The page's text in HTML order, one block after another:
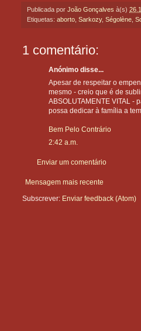
Publicada por João Gonçalves à(s)
Etiquetas: aborto Sarkozy, Ségolène
1 comentário:
Anónimo disse...
Apesar de respeitar o
mesmo - creio que é de
ABSOLUTAMENTE VITAL -
possa dedicar à família a
Bem Pelo Contrário
2:42 a.m.
Enviar um comentário
Mensagem mais recente
Subscrever: Enviar feedback (Atom)